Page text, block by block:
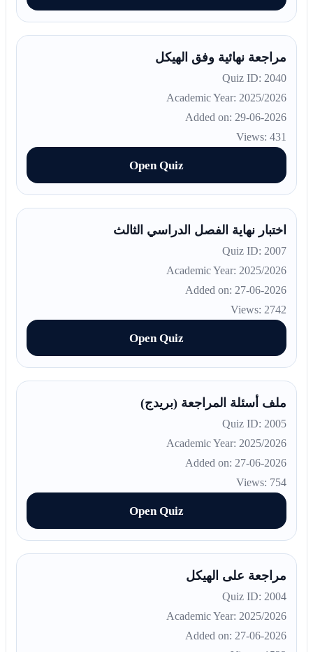
مراجعة نهائية وفق الهيكل
Quiz ID: 2040
Academic Year: 2025/2026
Added on: 29-06-2026
Views: 431
Open Quiz
اختبار نهاية الفصل الدراسي الثالث
Quiz ID: 2007
Academic Year: 2025/2026
Added on: 27-06-2026
Views: 2742
Open Quiz
ملف أسئلة المراجعة (بريدج)
Quiz ID: 2005
Academic Year: 2025/2026
Added on: 27-06-2026
Views: 754
Open Quiz
مراجعة على الهيكل
Quiz ID: 2004
Academic Year: 2025/2026
Added on: 27-06-2026